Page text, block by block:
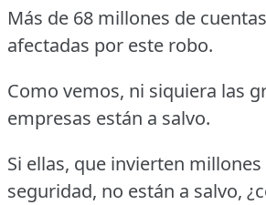
Más de 68 millones de
afectadas por este robo.
Como vemos, ni siquiera las
empresas están a salvo.
Si ellas, que invierten
seguridad, no están a salvo,